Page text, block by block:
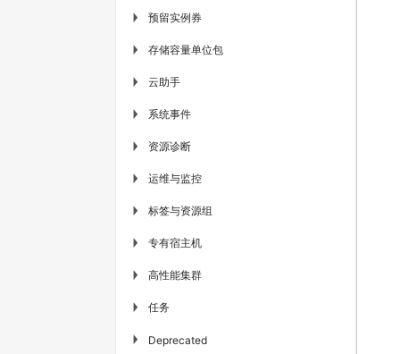
▶ 预留实例券
▶ 存储容量单位包
▶ 云助手
▶ 系统事件
▶ 资源诊断
▶ 运维与监控
▶ 标签与资源组
▶ 专有宿主机
▶ 高性能集群
▶ 任务
▶ Deprecated